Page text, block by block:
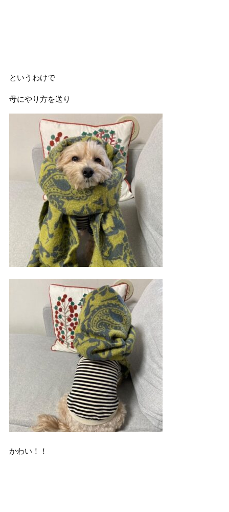
というわけで
母にやり方を送り
かわい！！